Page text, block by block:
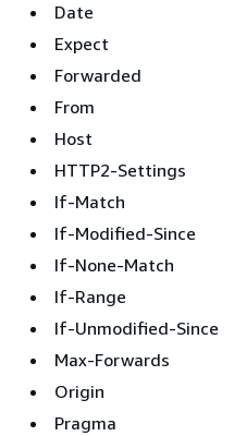
Date
Expect
Forwarded
From
Host
HTTP2-Settings
If-Match
If-Modified-Since
If-None-Match
If-Range
If-Unmodified-Since
Max-Forwards
Origin
Pragma